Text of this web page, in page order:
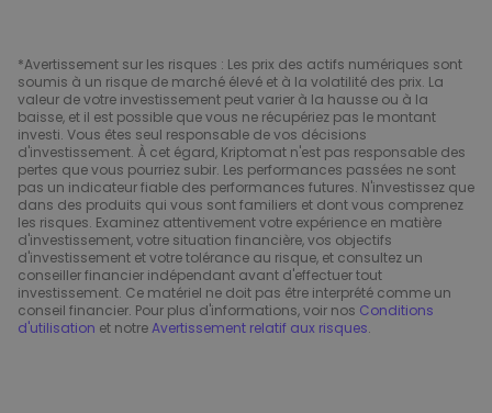
*Avertissement sur les risques : Les prix des actifs numériques sont
soumis à un risque de marché élevé et à la volatilité des prix. La
valeur de votre investissement peut varier à la hausse ou à la
baisse, et il est possible que vous ne récupériez pas le montant
investi. Vous êtes seul responsable de vos décisions
d'investissement. À cet égard, Kriptomat n'est pas responsable des
pertes que vous pourriez subir. Les performances passées ne sont
pas un indicateur fiable des performances futures. N'investissez que
dans des produits qui vous sont familiers et dont vous comprenez
les risques. Examinez attentivement votre expérience en matière
d'investissement, votre situation financière, vos objectifs
d'investissement et votre tolérance au risque, et consultez un
conseiller financier indépendant avant d'effectuer tout
investissement. Ce matériel ne doit pas être interprété comme un
conseil financier. Pour plus d'informations, voir nos Conditions
d'utilisation et notreAvertissement relatif aux risques.